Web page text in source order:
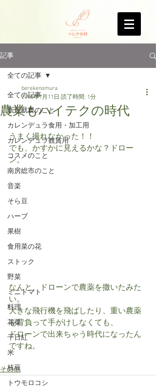
記事
全ての記事
新規就農のこと
カレンデュラ食用・加工用
カレンデュラ観賞用
コスメのこと
南房総市のこと
音楽
そら豆
ハーブ
果樹
食用菜の花
ストック
野菜
ミニトマト
料理
花粟
千日紅
米
枝豆
トウモロコシ
全ての記事
農業もハイテクの時代
berekenomura
2018年7月11日 読了時間: 1分
うまく撮れなかった！！
でも、かすかに見えるかな？ドロー
ン。
なんと、ドローンで農薬を撒いたみた
い。
大きな飛行機を飛ばしたり、重い農薬
を背負って手がけしなくても、
ドローンで出来ちゃう時代になったん
ですね。
その他